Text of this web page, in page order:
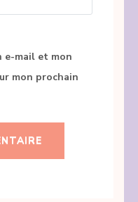
e-mail et mon
mon prochain